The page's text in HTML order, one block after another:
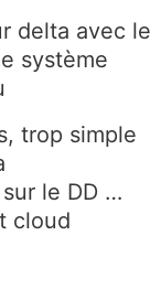
delta avec le
système
trop simple
le DD …
cloud